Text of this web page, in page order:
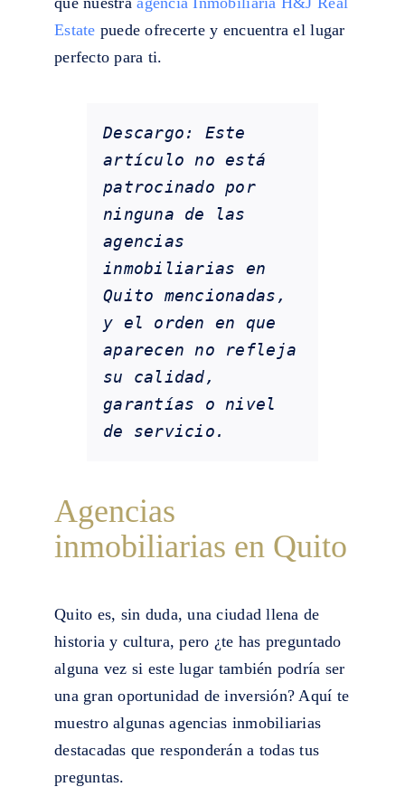
Estate puede ofrecerte y encuentra el lugar
perfecto para ti.
Descargo: Este
artículo no está
patrocinado por
ninguna de las
agencias
inmobiliarias en
Quito mencionadas,
y el orden en que
aparecen no refleja
su calidad,
garantías o nivel
de servicio.
Agencias
inmobiliarias en Quito
Quito es, sin duda, una ciudad llena de
historia y cultura, pero ¿te has preguntado
alguna vez si este lugar también podría ser
una gran oportunidad de inversión? Aquí te
muestro algunas agencias inmobiliarias
destacadas que responderán a todas tus
preguntas.